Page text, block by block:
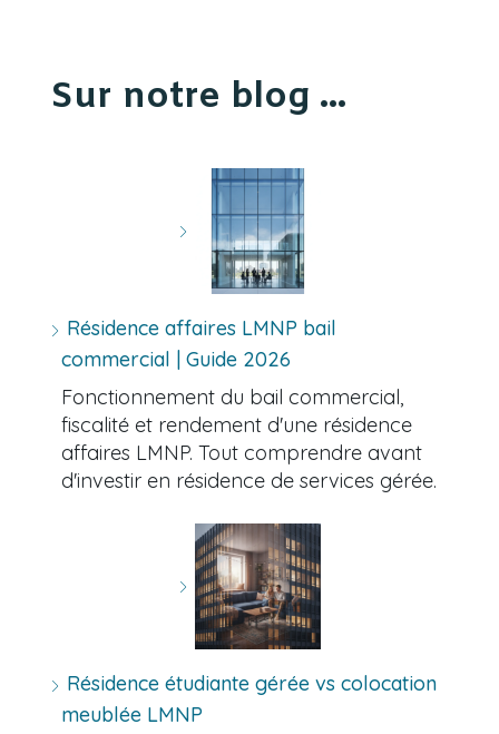
Sur notre blog ...
Résidence affaires LMNP bail
commercial | Guide 2026
Fonctionnement du bail commercial,
fiscalité et rendement d'une résidence
affaires LMNP. Tout comprendre avant
d'investir en résidence de services gérée.
Résidence étudiante gérée vs colocation
meublée LMNP